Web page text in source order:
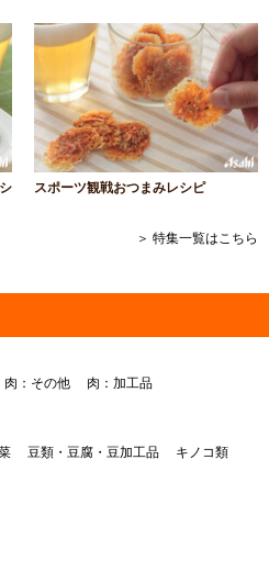
スポーツ観戦おつまみレシピ
＞ 特集一覧はこちら
肉：その他 肉：加工品
豆類・豆腐・豆加工品
キノコ類